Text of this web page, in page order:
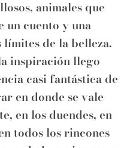
animales que
un cuento y una
de la belleza.
inspiración llego
casi fantástica de
en donde se vale
en los duendes, en
todos los rincones